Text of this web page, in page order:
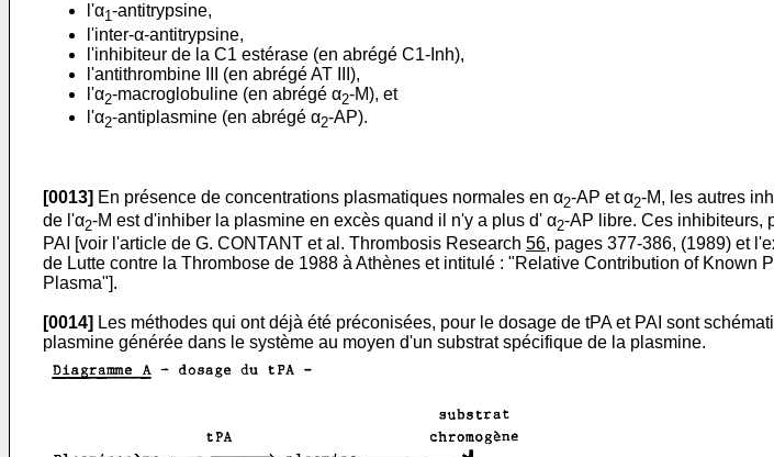
l'α1-antitrypsine,
l'inter-α-antitrypsine,
l'inhibiteur de la C1 estérase (en abrégé C1-Inh),
l'antithrombine III (en abrégé AT III),
l'α2-macroglobuline (en abrégé α2-M), et
l'α2-antiplasmine (en abrégé α2-AP).
[0013] En présence de concentrations plasmatiques normales en α2-AP et α2-M, les autres
de l'α2-M est d'inhiber la plasmine en excès quand il n'y a plus d' α2-AP libre. Ces inhibiteurs,
PAI [voir l'article de G. CONTANT et al. Thrombosis Research 56, pages 377-386, (1989) et
de Lutte contre la Thrombose de 1988 à Athènes et intitulé : "Relative Contribution of Known
Plasma"].
[0014] Les méthodes qui ont déjà été préconisées, pour le dosage de tPA et PAI sont
plasmine générée dans le système au moyen d'un substrat spécifique de la plasmine.